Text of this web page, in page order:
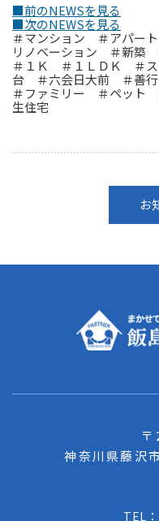
■前のNEWSを見る
■次のNEWSを見る
＃マンション ＃アパ
リノベーション ＃新築
＃１Ｋ ＃１ＬＤＫ ＃
台 ＃六会日大前 ＃善
＃ファミリー ＃ペッ
生住宅
お
神奈川県藤沢
TEL：